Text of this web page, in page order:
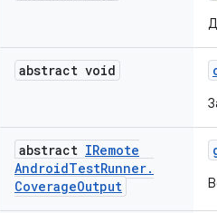
abstract void
abstract IRemote
AndroidTestRunner.
CoverageOutput